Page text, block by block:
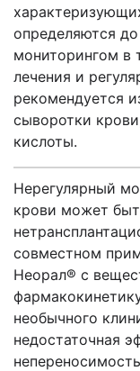
определяются
мониторингом в
лечения и
рекомендуется
сыворотки
кислоты.
Нерегулярный
крови может
совместном
Неорал® с
необычного
недостаточная